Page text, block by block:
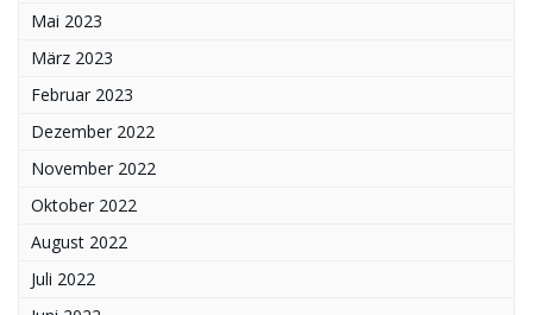
Mai 2023
März 2023
Februar 2023
Dezember 2022
November 2022
Oktober 2022
August 2022
Juli 2022